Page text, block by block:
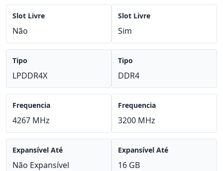
Slot Livre
Não
Tipo
LPDDR4X
Frequencia
4267 MHz
Expansível Até
Não Expansível
Slot Livre
Sim
Tipo
DDR4
Frequencia
3200 MHz
Expansível Até
16 GB